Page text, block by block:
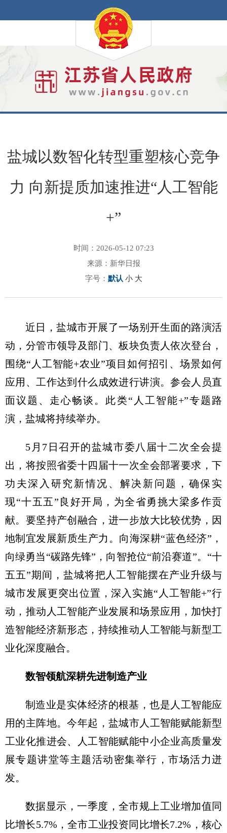
盐城以数智化转型重塑核心竞争
力 向新提质加速推进“人工智能
+”
时间：2026-05-12 07:23
来源：新华日报
字号： 默认 小 大
近日，盐城市开展了一场别开生面的路演活
动，分管市领导及部门、板块负责人依次登台，
围绕“人工智能+农业”项目如何招引、场景如何
应用、工作达到什么成效进行讲演。参会人员直
面议题、走心畅谈。此类“人工智能+”专题路
演，盐城将持续举办。
5月7日召开的盐城市委八届十二次全会提
出，将按照省委十四届十一次全会部署要求，下
功夫深入研究新情况、解决新问题，确保实
现“十五五”良好开局，为全省勇挑大梁多作贡
献。要坚持产创融合，进一步放大比较优势，因
地制宜发展新质生产力。向海深耕“蓝色经济”，
向绿勇当“碳路先锋”，向智抢位“前沿赛道”。“十
五五”期间，盐城将把人工智能摆在产业升级与
城市发展更突出位置，深入实施“人工智能+”行
动，推动人工智能产业发展和场景应用，加快打
造智能经济新形态，持续推动人工智能与新型工
业化深度融合。
数智领航深耕先进制造产业
制造业是实体经济的根基，也是人工智能应
用的主阵地。今年起，盐城市人工智能赋能新型
工业化推进会、人工智能赋能中小企业高质量发
展专题讲堂等主题活动密集举行，市场活力迸
发。
数据显示，一季度，全市规上工业增加值同
比增长5.7%，全市工业投资同比增长7.2%，核心